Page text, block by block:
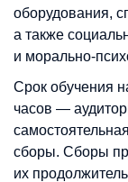
оборудования,
а также
и морально-
Срок обучения
часов —
сборы. Сборы
их